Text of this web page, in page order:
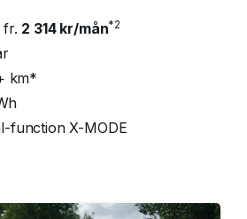
fr. 2 314 kr/mån*2
km*
function X-MODE